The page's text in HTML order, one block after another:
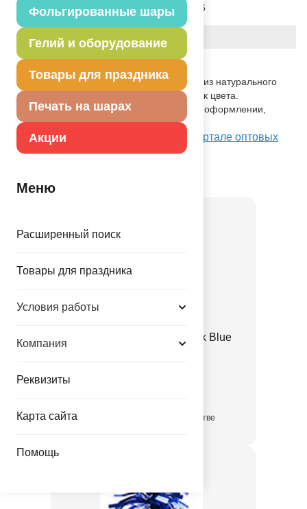
Фольгированные шары
Гелий и оборудование
Товары для праздника
Печать на шарах
Акции
Меню
Расширенный поиск
Товары для праздника
Условия работы
Компания
Реквизиты
Карта сайта
Помощь
изменения элемента
05-07-2026
Вес
Описание товара
Одноцветный высококачественный шар из натурального
латекса. Тип - пастель - матовый оттенок цвета.
Предназначенный для использования в оформлении,
идеален для рекламной печати.
Посмотреть Е 12" Пастель Blue на Портале оптовых
закупок
Е 12" Пастель Retro Black Blue
в достаточном количестве